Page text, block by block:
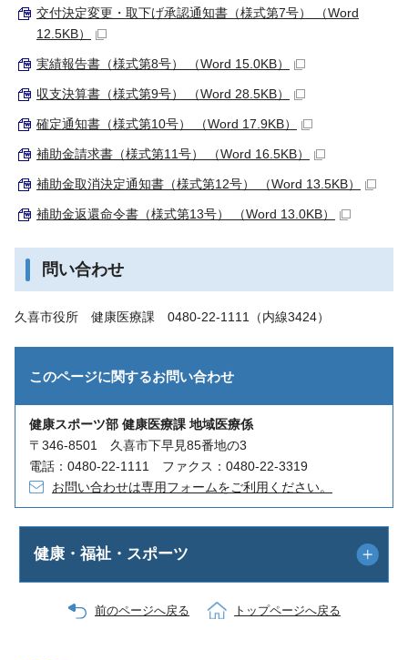
交付決定変更・取下げ承認通知書（様式第7号） （Word
12.5KB）
実績報告書（様式第8号） （Word 15.0KB）
収支決算書（様式第9号） （Word 28.5KB）
確定通知書（様式第10号） （Word 17.9KB）
補助金請求書（様式第11号） （Word 16.5KB）
補助金取消決定通知書（様式第12号） （Word 13.5KB）
補助金返還命令書（様式第13号） （Word 13.0KB）
問い合わせ
久喜市役所 健康医療課 0480-22-1111（内線3424）
このページに関するお問い合わせ
健康スポーツ部 健康医療課 地域医療係
〒346-8501 久喜市下早見85番地の3
電話：0480-22-1111 ファクス：0480-22-3319
お問い合わせは専用フォームをご利用ください。
健康・福祉・スポーツ
前のページへ戻る トップページへ戻る